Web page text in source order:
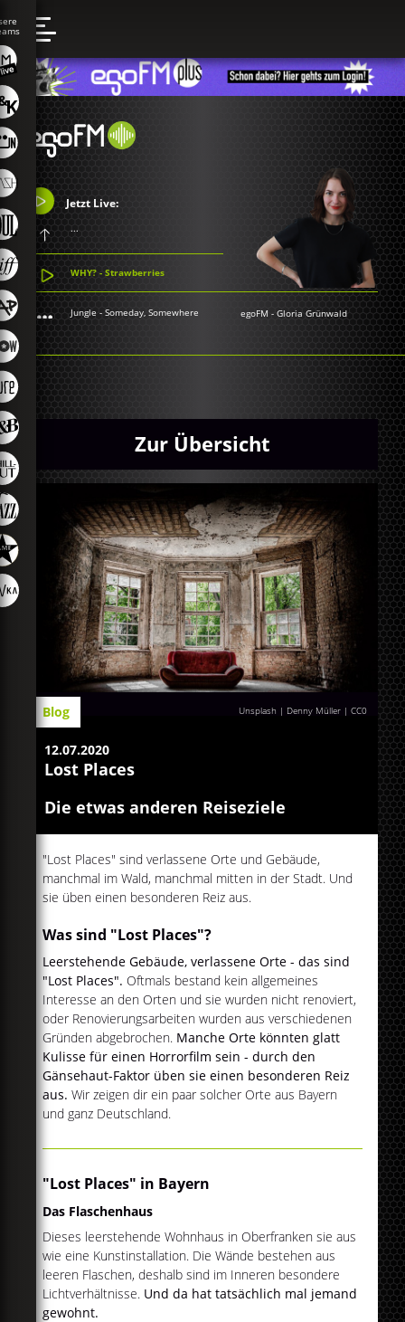
Jetzt Live:
...
WHY? - Strawberries
Jungle - Someday, Somewhere egoFM -Gloria Grünwald
Zur Übersicht
Unsplash | Denny Müller |CC0
Blog
12.07.2020
Lost Places
Die etwas anderen Reiseziele
"Lost Places" sind verlassene Orte und Gebäude,
manchmal im Wald, manchmal mitten in der Stadt. Und
sie üben einen besonderen Reiz aus.
Was sind "Lost Places"?
Leerstehende Gebäude, verlassene Orte - das sind
"Lost Places". Oftmals bestand kein allgemeines
Interesse an den Orten und sie wurden nicht renoviert,
oder Renovierungsarbeiten wurden aus verschiedenen
Gründen abgebrochen. Manche Orte könnten glatt
Kulisse für einen Horrorfilm sein - durch den
Gänsehaut-Faktor üben sie einen besonderen Reiz
aus. Wir zeigen dir ein paar solcher Orte aus Bayern
und ganz Deutschland.
"Lost Places" in Bayern
Das Flaschenhaus
Dieses leerstehende Wohnhaus in Oberfranken sie aus
wie eine Kunstinstallation. Die Wände bestehen aus
leeren Flaschen, deshalb sind im Inneren besondere
Lichtverhältnisse. Und da hat tatsächlich mal jemand
gewohnt.